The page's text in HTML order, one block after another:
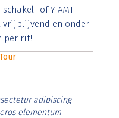
id rutrum lorem
tristique posuere.
of Y-AMT
vrijblijvend en onder
per rit!
adipiscing
elementum